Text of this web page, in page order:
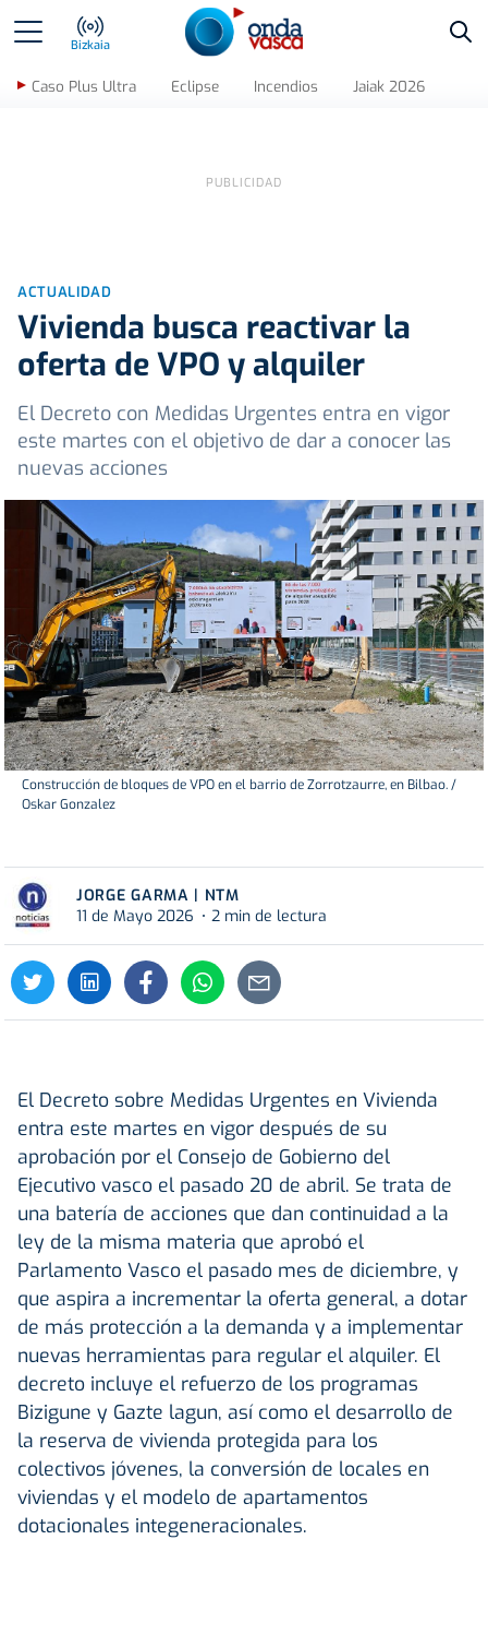
Bizkaia
Caso Plus Ultra Eclipse Incendios Jaiak 2026
ACTUALIDAD
Vivienda busca reactivar la
oferta de VPO y alquiler
El Decreto con Medidas Urgentes entra en vigor
este martes con el objetivo de dar a conocer las
nuevas acciones
Construcción de bloques de VPO en el barrio de Zorrotzaurre, en Bilbao. /
Oskar Gonzalez
JORGE GARMA | NTM
11 de Mayo 2026
2 min de lectura
El Decreto sobre Medidas Urgentes en Vivienda
entra este martes en vigor después de su
aprobación por el Consejo de Gobierno del
Ejecutivo vasco el pasado 20 de abril. Se trata de
una batería de acciones que dan continuidad a la
ley de la misma materia que aprobó el
Parlamento Vasco el pasado mes de diciembre, y
que aspira a incrementar la oferta general, a dotar
de más protección a la demanda y a implementar
nuevas herramientas para regular el alquiler. El
decreto incluye el refuerzo de los programas
Bizigune y Gazte lagun, así como el desarrollo de
la reserva de vivienda protegida para los
colectivos jóvenes, la conversión de locales en
viviendas y el modelo de apartamentos
dotacionales integeneracionales.